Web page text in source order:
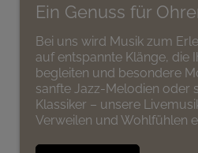
Ein Genuss für
Bei uns wird Musik zum
auf entspannte Klänge, die
begleiten und besondere
sanfte Jazz-Melodien oder
Klassiker – unsere
Verweilen und Wohlfühlen